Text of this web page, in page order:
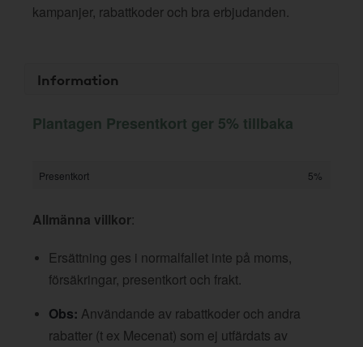
kampanjer, rabattkoder och bra erbjudanden.
Information
Plantagen Presentkort ger 5% tillbaka
Presentkort 5%
Allmänna villkor:
Ersättning ges i normalfallet inte på moms,
försäkringar, presentkort och frakt.
Obs: Användande av rabattkoder och andra
rabatter (t ex Mecenat) som ej utfärdats av